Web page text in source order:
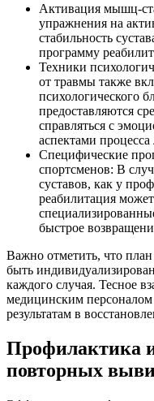
Активация мышц-
упражнения на
стабильность
программу
Техники
от травмы также
психологического
предоставляются
справляться с
аспектами процесса
Специфические
спортсменов: В
суставов, как у
реабилитация
быстрое
Важно отметить, что
быть
каждого случая. Тесное
медицинским
результатам в
Профилактика
повторных